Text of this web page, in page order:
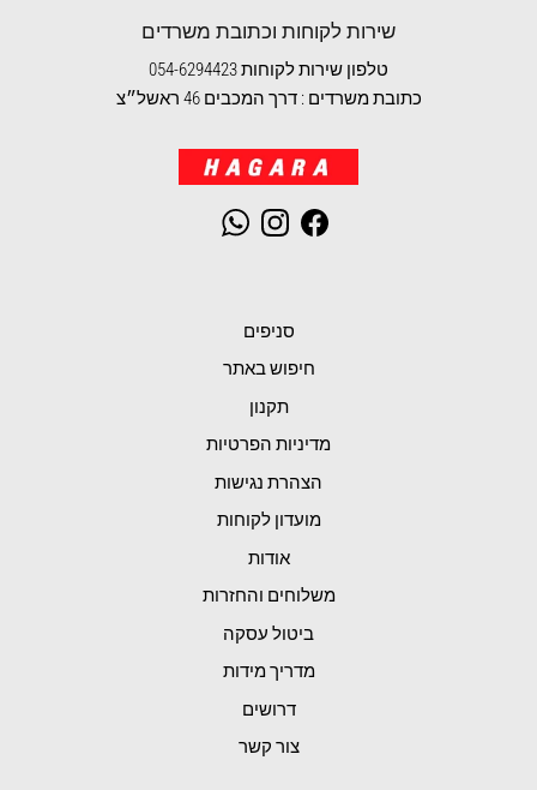
שירות לקוחות וכתובת משרדים
טלפון שירות לקוחות 054-6294423
כתובת משרדים : דרך המכבים 46 ראשל״צ
Facebook
Instagram
WhatsApp
סניפים
חיפוש באתר
תקנון
מדיניות הפרטיות
הצהרת נגישות
מועדון לקוחות
אודות
משלוחים והחזרות
ביטול עסקה
מדריך מידות
דרושים
צור קשר